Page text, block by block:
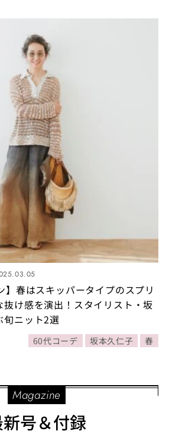
】春はスキッパータイプのスプリ
抜け感を演出！スタイリスト・坂
旬ニット2選
60代コーデ 坂本久仁子 春
Magazine
号＆付録